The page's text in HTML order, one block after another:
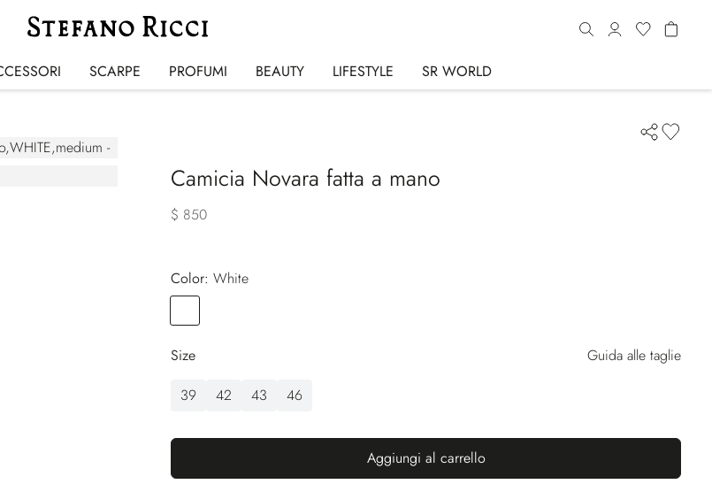
SCARPE PROFUMI BEAUTY LIFESTYLE SR WORLD
Camicia Novara fatta a mano
$ 850
Color:
white
Size
Guida alle taglie
39
42 43 46
Aggiungi al carrello